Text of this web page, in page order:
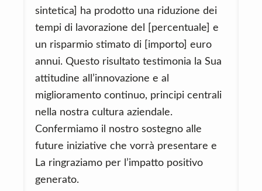
sintetica] ha prodotto una riduzione dei
tempi di lavorazione del [percentuale] e
un risparmio stimato di [importo] euro
annui. Questo risultato testimonia la Sua
attitudine all’innovazione e al
miglioramento continuo, principi centrali
nella nostra cultura aziendale.
Confermiamo il nostro sostegno alle
future iniziative che vorrà presentare e
La ringraziamo per l’impatto positivo
generato.